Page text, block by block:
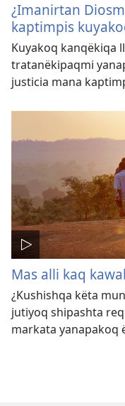
¿Imanirtan
kaptimpis
Kuyakoq kanqëkiqa
tratanëkipaqmi
justicia mana
Mas alli kaq
¿Kushishqa këta
jutiyoq shipashta
markata yanapakoq